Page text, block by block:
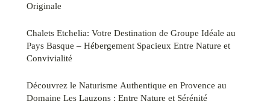
Originale
Chalets Etchelia: Votre Destination de Groupe Idéale au
Pays Basque – Hébergement Spacieux Entre Nature et
Convivialité
Découvrez le Naturisme Authentique en Provence au
Domaine Les Lauzons : Entre Nature et Sérénité